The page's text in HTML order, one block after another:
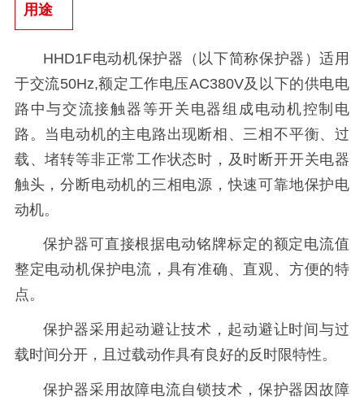
用途
HHD1F电动机保护器（以下简称保护器）适用
于交流50Hz,额定工作电压AC380V及以下的供电电
路中与交流接触器等开关电器组成电动机控制电
路。当电动机的主电路出现断相、三相不平衡、过
载、堵转等非正常工作状态时，及时断开开关电器
触头，分断电动机的三相电源，快速可靠地保护电
动机。
保护器可直接根据电动铭牌标定的额定电流值
整定电动机保护电流，具有准确、直观、方便的特
点。
保护器采用起动避让技术，起动避让时间与过
载时间分开，且过载动作具有良好的反时限特性。
保护器采用故障电流自锁技术，保护器因故障